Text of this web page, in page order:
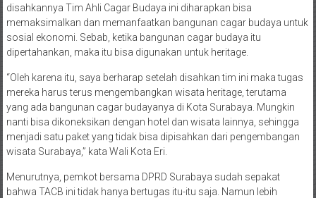
disahkannya Tim Ahli Cagar Budaya ini diharapkan bisa
memaksimalkan dan memanfaatkan bangunan cagar budaya untuk
sosial ekonomi. Sebab, ketika bangunan cagar budaya itu
dipertahankan, maka itu bisa digunakan untuk heritage.
“Oleh karena itu, saya berharap setelah disahkan tim ini maka tugas
mereka harus terus mengembangkan wisata heritage, terutama
yang ada bangunan cagar budayanya di Kota Surabaya. Mungkin
nanti bisa dikoneksikan dengan hotel dan wisata lainnya, sehingga
menjadi satu paket yang tidak bisa dipisahkan dari pengembangan
wisata Surabaya,” kata Wali Kota Eri.
Menurutnya, pemkot bersama DPRD Surabaya sudah sepakat
bahwa TACB ini tidak hanya bertugas itu-itu saja. Namun lebih